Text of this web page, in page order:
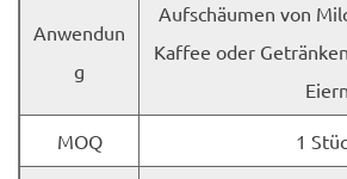
Anwendun
g
Aufschäumen von
Kaffee oder
Eiern
MOQ 1